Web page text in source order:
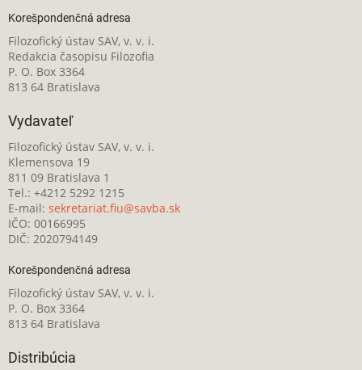
Korešpondenčná adresa
Filozofický ústav SAV, v. v. i.
Redakcia časopisu Filozofia
P. O. Box 3364
813 64 Bratislava
Vydavateľ
Filozofický ústav SAV, v. v. i.
Klemensova 19
811 09 Bratislava 1
Tel.: +4212 5292 1215
E-mail: sekretariat.fiu@savba.sk
IČO: 00166995
DIČ: 2020794149
Korešpondenčná adresa
Filozofický ústav SAV, v. v. i.
P. O. Box 3364
813 64 Bratislava
Distribúcia